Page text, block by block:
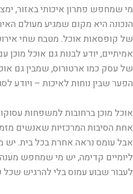
מי שמחפש פתרון איכותי באזור,
הנכונה היא מקום שמגיע מעולם
של קופסאות אוכל. מטבח שחי
אמיתיים, יודע לבנות גם אוכל מוכן
של עסק כמו ארטורוס, שמבין גם
הפער שבין נוחות לאיכות – ויודע
אוכל מוכן ברחובות למשפחות
אחת הסיבות המרכזיות שאנשים
אבל עומס נראה אחרת בכל בית. יש
ליומיים קדימה, יש מי שמחפש
לעבור שבוע עמוס בלי להרגיש